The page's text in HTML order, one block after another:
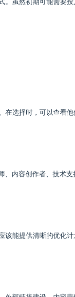
虽然初期可能需要
在选择时，可以查看
内容创作者、技术
该能提供清晰的优化